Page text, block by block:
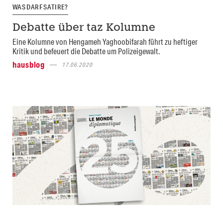
WAS DARF SATIRE?
Debatte über taz Kolumne
Eine Kolumne von Hengameh Yaghoobifarah führt zu heftiger
Kritik und befeuert die Debatte um Polizeigewalt.
hausblog
17.06.2020